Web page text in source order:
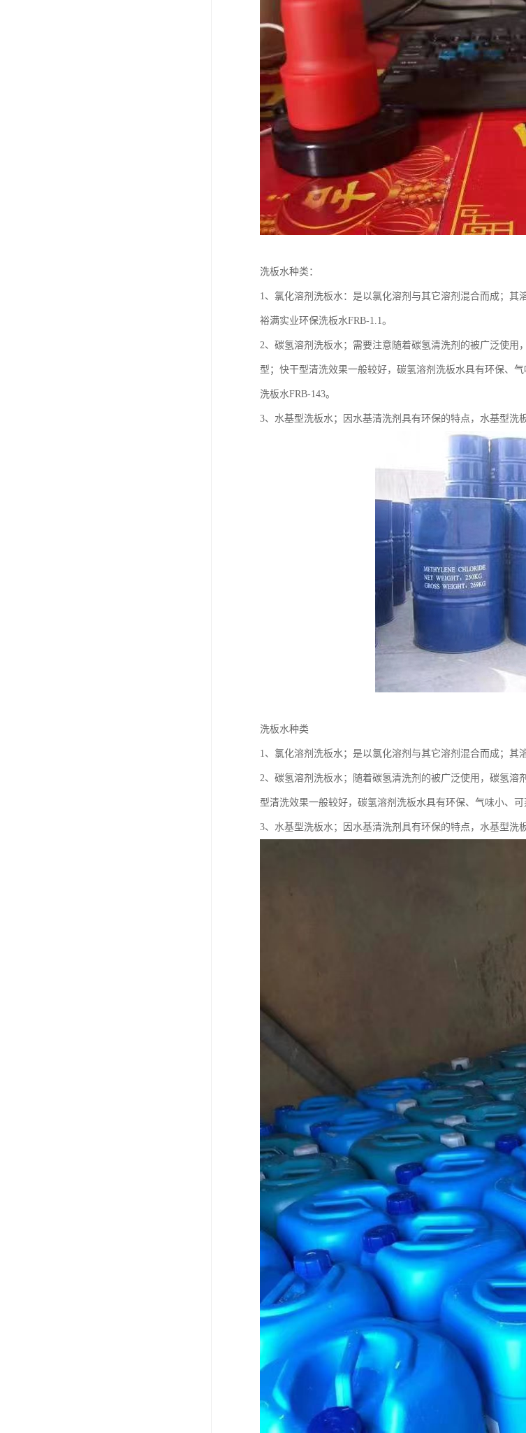
洗板水种类：
1、氯化溶剂洗板水：是以氯化溶剂与其它溶剂混合而成；
裕满实业环保洗板水FRB-1.1。
2、碳氢溶剂洗板水；需要注意随着碳氢清洗剂的被广泛使
型；快干型清洗效果一般较好，碳氢溶剂洗板水具有环保、
洗板水FRB-143。
3、水基型洗板水；因水基清洗剂具有环保的特点，水基型洗
洗板水种类
1、氯化溶剂洗板水；是以氯化溶剂与其它溶剂混合而成；其
2、碳氢溶剂洗板水；随着碳氢清洗剂的被广泛使用，碳氢
型清洗效果一般较好，碳氢溶剂洗板水具有环保、气味小、
3、水基型洗板水；因水基清洗剂具有环保的特点，水基型洗